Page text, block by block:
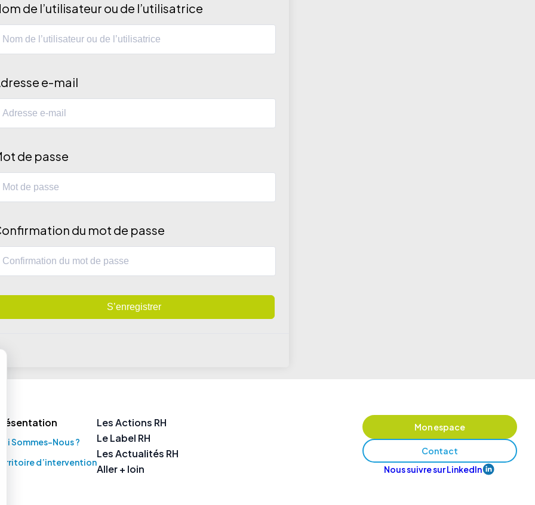
de l’utilisateur ou de l’utilisatrice
e-mail
de passe
du mot de passe
S’enregistrer
Présentation
Qui Sommes-Nous ?
Territoire d’intervention
Les Actions RH
Le Label RH
Les Actualités RH
Aller + loin
Mon espace
Contact
Nous suivre sur LinkedIn